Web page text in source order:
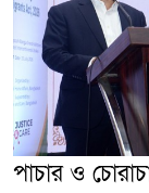
পাচার ও